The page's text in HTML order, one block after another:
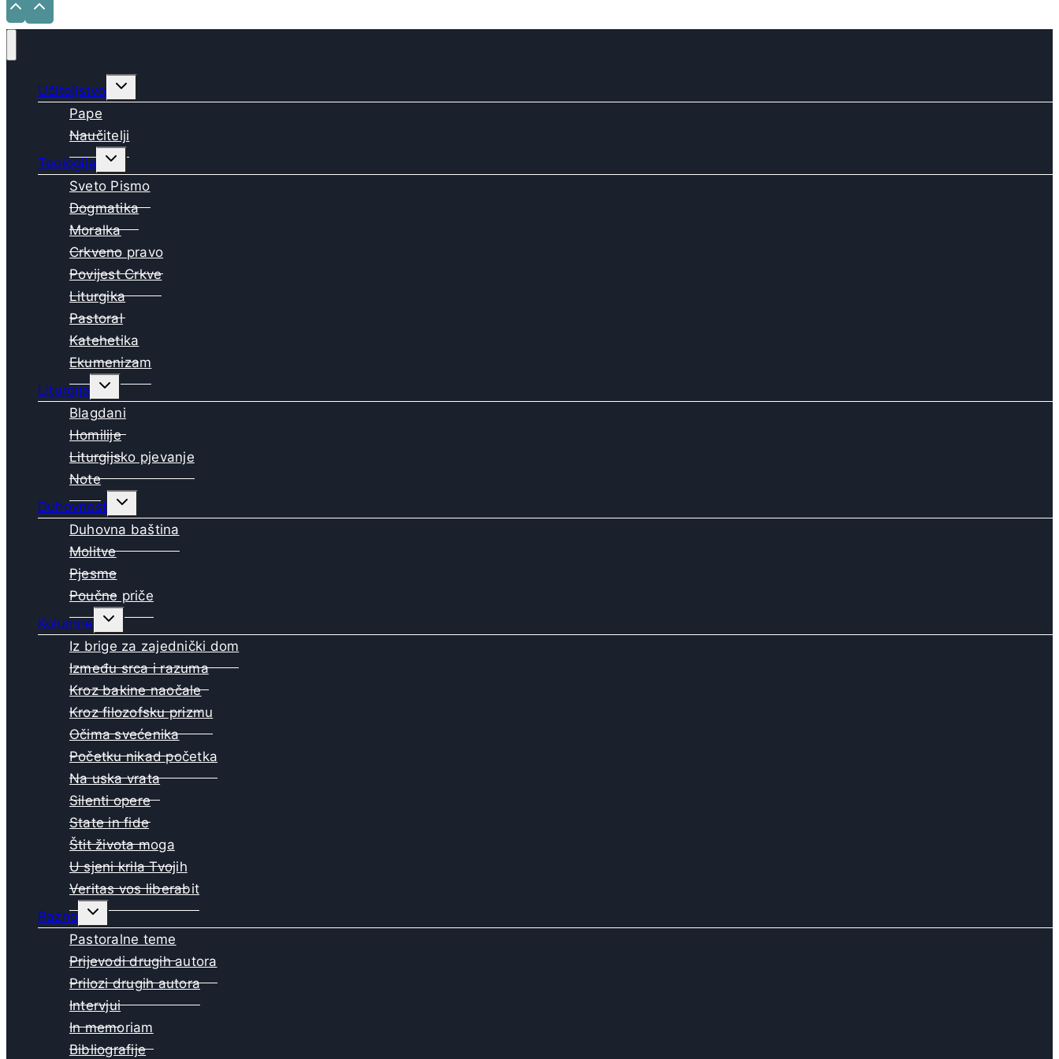
Učiteljstvo
Toggle
child
Pape
Naučitelji
Teologija
Toggle
child
menu
Sveto Pismo
Dogmatika
Moralka
Crkveno pravo
Povijest Crkve
Liturgika
Pastoral
Katehetika
Ekumenizam
Liturgija
Toggle
child
menu
Blagdani
Homilije
Liturgijsko pjevanje
Note
Duhovnost
Toggle
child
menu
Duhovna baština
Molitve
Pjesme
Poučne priče
Kolumne
Toggle
child
menu
Iz brige za zajednički dom
Između srca i razuma
Kroz bakine naočale
Kroz filozofsku prizmu
Očima svećenika
Početku nikad početka
Na uska vrata
Silenti opere
State in fide
Štit života moga
U sjeni krila Tvojih
Veritas vos liberabit
Razno
Toggle
child
menu
Pastoralne teme
Prijevodi drugih autora
Prilozi drugih autora
Intervjui
In memoriam
Bibliografije